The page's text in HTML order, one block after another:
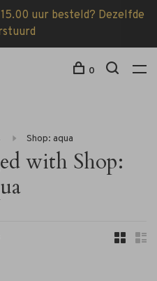
uur besteld? Dezelfde
0
Shop: aqua
with Shop: